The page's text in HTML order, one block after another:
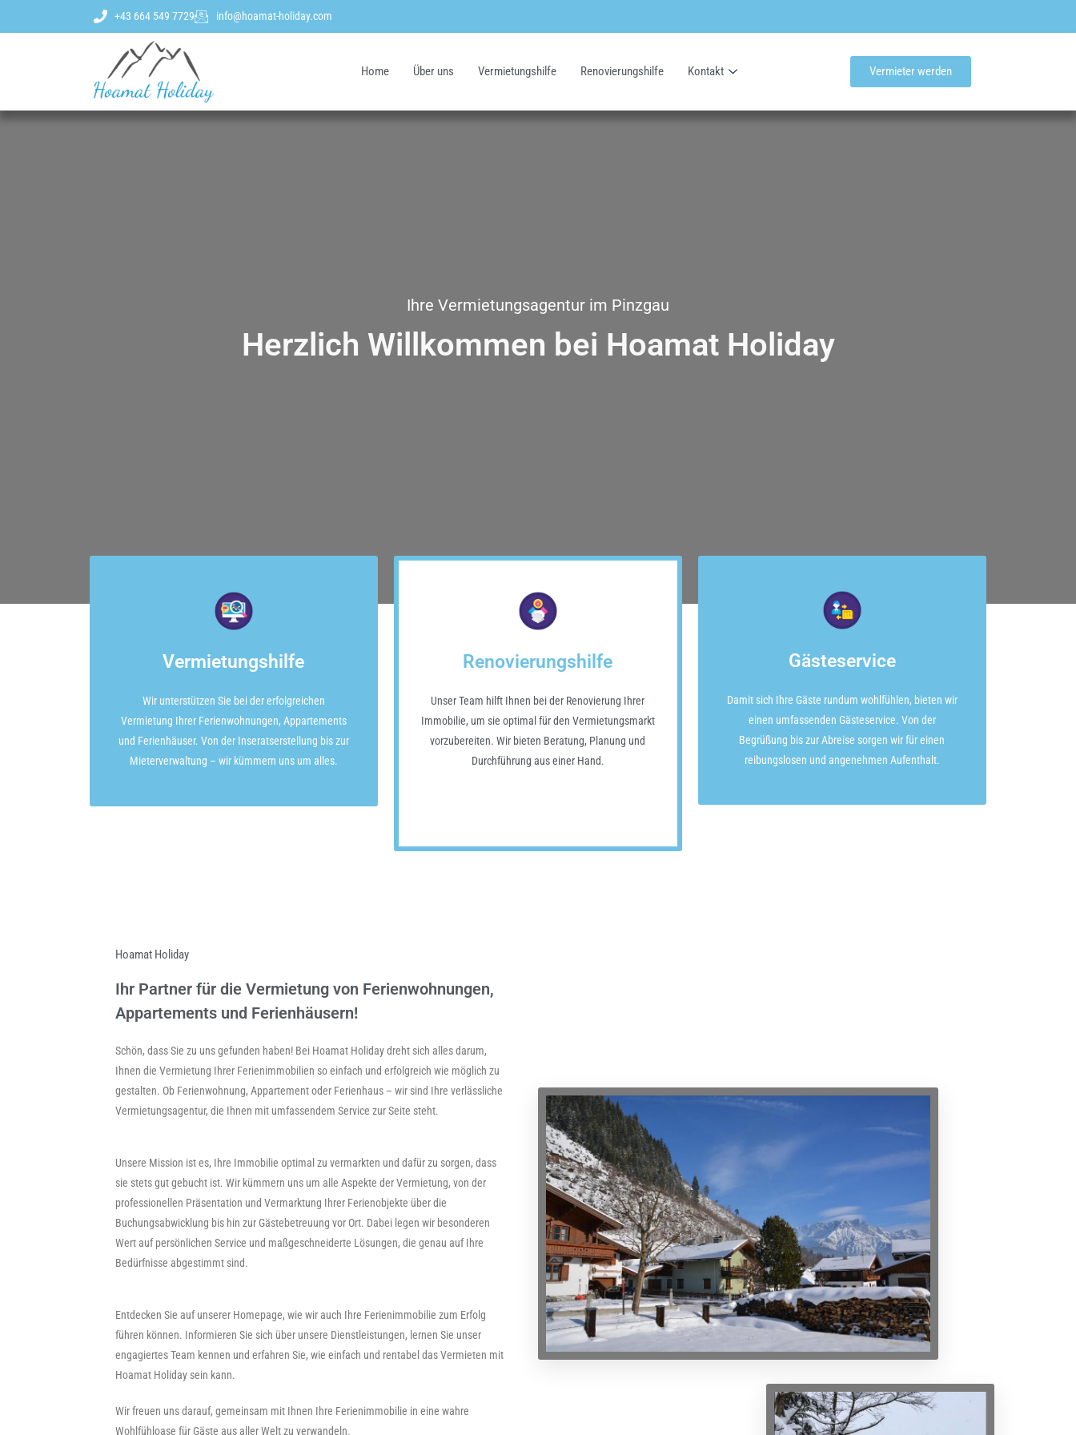
+43 664 549 7729 info@hoamat-holiday.com
Home Über uns Vermietungshilfe Renovierungshilfe Kontakt Vermieter werden
Ihre Vermietungsagentur im Pinzgau
Herzlich Willkommen bei Hoamat Holiday
Vermietungshilfe
Wir unterstützen Sie bei der erfolgreichen
Vermietung Ihrer Ferienwohnungen, Appartements
und Ferienhäuser. Von der Inseratserstellung bis zur
Mieterverwaltung – wir kümmern uns um alles.
Renovierungshilfe
Unser Team hilft Ihnen bei der Renovierung Ihrer
Immobilie, um sie optimal für den Vermietungsmarkt
vorzubereiten. Wir bieten Beratung, Planung und
Durchführung aus einer Hand.
Gästeservice
Damit sich Ihre Gäste rundum wohlfühlen, bieten wir
einen umfassenden Gästeservice. Von der
Begrüßung bis zur Abreise sorgen wir für einen
reibungslosen und angenehmen Aufenthalt.
Hoamat Holiday
Ihr Partner für die Vermietung von Ferienwohnungen,
Appartements und Ferienhäusern!
Schön, dass Sie zu uns gefunden haben! Bei Hoamat Holiday dreht sich alles darum,
Ihnen die Vermietung Ihrer Ferienimmobilien so einfach und erfolgreich wie möglich zu
gestalten. Ob Ferienwohnung, Appartement oder Ferienhaus – wir sind Ihre verlässliche
Vermietungsagentur, die Ihnen mit umfassendem Service zur Seite steht.
Unsere Mission ist es, Ihre Immobilie optimal zu vermarkten und dafür zu sorgen, dass
sie stets gut gebucht ist. Wir kümmern uns um alle Aspekte der Vermietung, von der
professionellen Präsentation und Vermarktung Ihrer Ferienobjekte über die
Buchungsabwicklung bis hin zur Gästebetreuung vor Ort. Dabei legen wir besonderen
Wert auf persönlichen Service und maßgeschneiderte Lösungen, die genau auf Ihre
Bedürfnisse abgestimmt sind.
Entdecken Sie auf unserer Homepage, wie wir auch Ihre Ferienimmobilie zum Erfolg
führen können. Informieren Sie sich über unsere Dienstleistungen, lernen Sie unser
engagiertes Team kennen und erfahren Sie, wie einfach und rentabel das Vermieten mit
Hoamat Holiday sein kann.
Wir freuen uns darauf, gemeinsam mit Ihnen Ihre Ferienimmobilie in eine wahre
Wohlfühloase für Gäste aus aller Welt zu verwandeln.